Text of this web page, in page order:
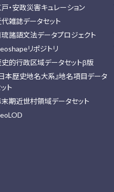
・安政災害キュレーション
雑誌データセット
諸語文法データプロジェクト
リポジトリ
的行政区域データセットβ版
本歴史地名大系』地名項目データ
ト
期近世村領域データセット